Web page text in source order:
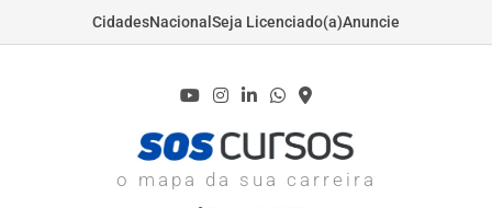
CidadesNacional Seja Licenciado(a)Anuncie
o mapa da sua carreira